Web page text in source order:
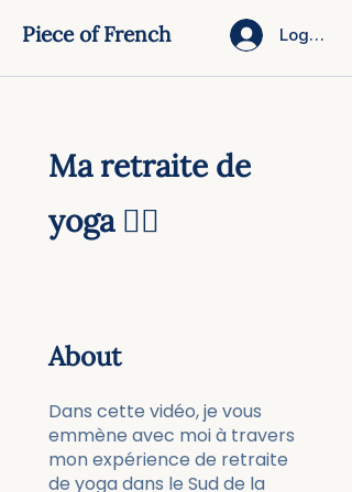
Piece of French Log In
Ma retraite de
yoga 🧘‍♀️
About
Dans cette vidéo, je vous
emmène avec moi à travers
mon expérience de retraite
de yoga dans le Sud de la